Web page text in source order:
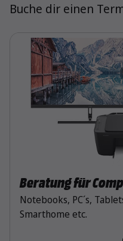
Buche dir einen
Beratung für
Notebooks, PC´s,
Smarthome etc.